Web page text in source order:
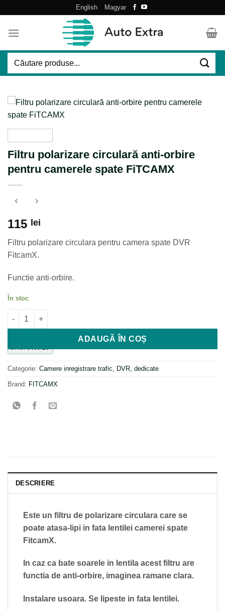
content
English Magyar
Caută
Filtru polarizare circulară anti-orbire
pentru camerele spate FiTCAMX
115 lei
Filtru polarizare circulara pentru camera spate DVR
FitcamX.
Functie anti-orbire.
În stoc
Cantitate Filtru polarizare circulară anti-orbire pentru camerele
ADAUGĂ ÎN COȘ
Categorie: Camere inregistrare trafic, DVR, dedicate
Brand: FITCAMX
DESCRIERE
Este un filtru de polarizare circulara care se
poate atasa-lipi in fata lentilei camerei spate
FitcamX.
In caz ca bate soarele in lentila acest filtru are
functia de anti-orbire, imaginea ramane clara.
Instalare usoara. Se lipeste in fata lentilei.